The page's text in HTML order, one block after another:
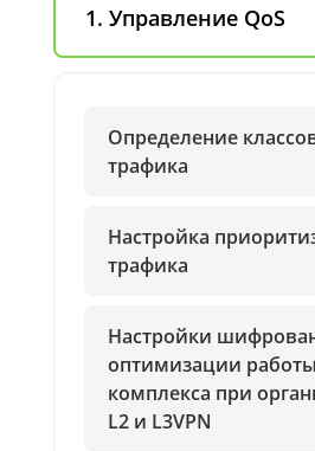
1. Управление QoS
Определение
трафика
Настройка
трафика
Настройки
оптимизации работы
комплекса при
L2 и L3VPN